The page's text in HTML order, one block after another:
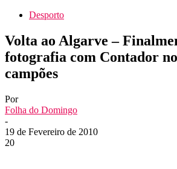
Desporto
Volta ao Algarve –
fotografia com Contador
campões
Por
Folha do Domingo
-
19 de Fevereiro de 2010
20